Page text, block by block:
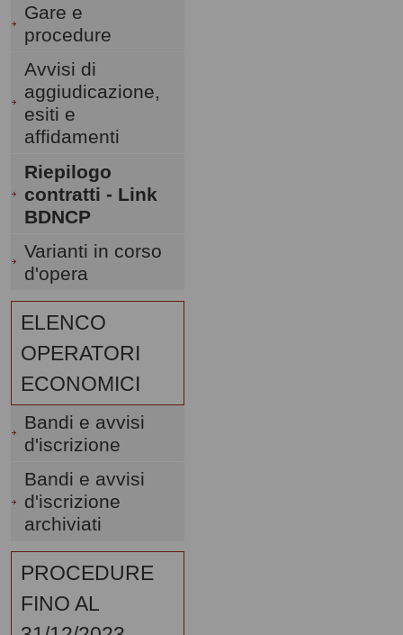
Gare e
procedure
Avvisi di
aggiudicazione,
esiti e
affidamenti
Riepilogo
contratti - Link
BDNCP
Varianti in corso
d'opera
ELENCO
OPERATORI
ECONOMICI
Bandi e avvisi
d'iscrizione
Bandi e avvisi
d'iscrizione
archiviati
PROCEDURE
FINO AL